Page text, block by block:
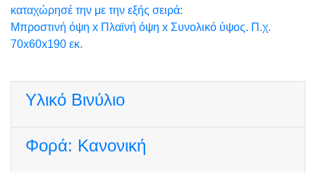
καταχώρησέ την με την εξής σειρά:
Μπροστινή όψη x Πλαϊνή όψη x Συνολικό ύψος. Π.χ.
70x60x190 εκ.
Υλικό Βινύλιο
Φορά: Κανονική